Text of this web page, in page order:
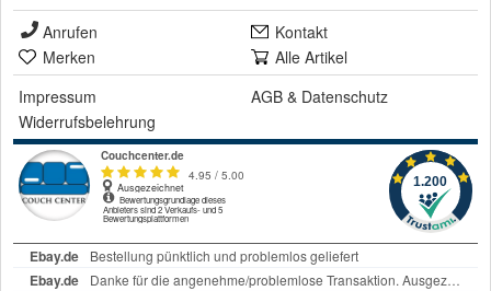
Anrufen
Kontakt
Merken
Alle Artikel
Impressum
AGB & Datenschutz
Widerrufsbelehrung